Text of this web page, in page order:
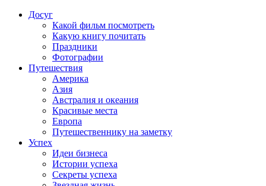
Досуг
Какой фильм посмотреть
Какую книгу почитать
Праздники
Фотографии
Путешествия
Америка
Азия
Австралия и океания
Красивые места
Европа
Путешественнику на заметку
Успех
Идеи бизнеса
Истории успеха
Секреты успеха